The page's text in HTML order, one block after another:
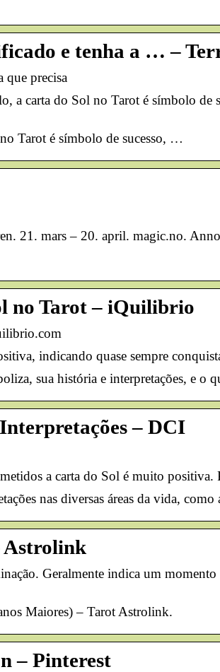
e tenha a … –
que precisa
carta do Sol no Tarot é símbolo de
Tarot é símbolo de sucesso, …
21. mars – 20. april. magic.no.
no Tarot – iQuilibrio
indicando quase sempre
sua história e interpretações, e o
– DCI
a carta do Sol é muito positiva.
nas diversas áreas da vida, como
Astrolink
Geralmente indica um
Maiores) – Tarot Astrolink.
– Pinterest